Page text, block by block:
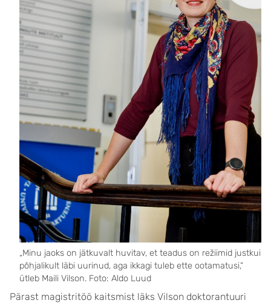
„Minu jaoks on jätku­valt huvitav, et teadus on režiimid justkui
põhjalikult läbi uurinud, aga ikkagi tuleb ette ootamatusi,“
ütleb Maili Vilson. Foto: Aldo Luud
Pärast magistritöö kaitsmist läks Vilson doktorantuuri